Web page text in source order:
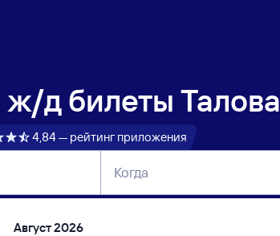
ж/д билеты
4,84 — рейтинг приложения
Когда
Август 2026